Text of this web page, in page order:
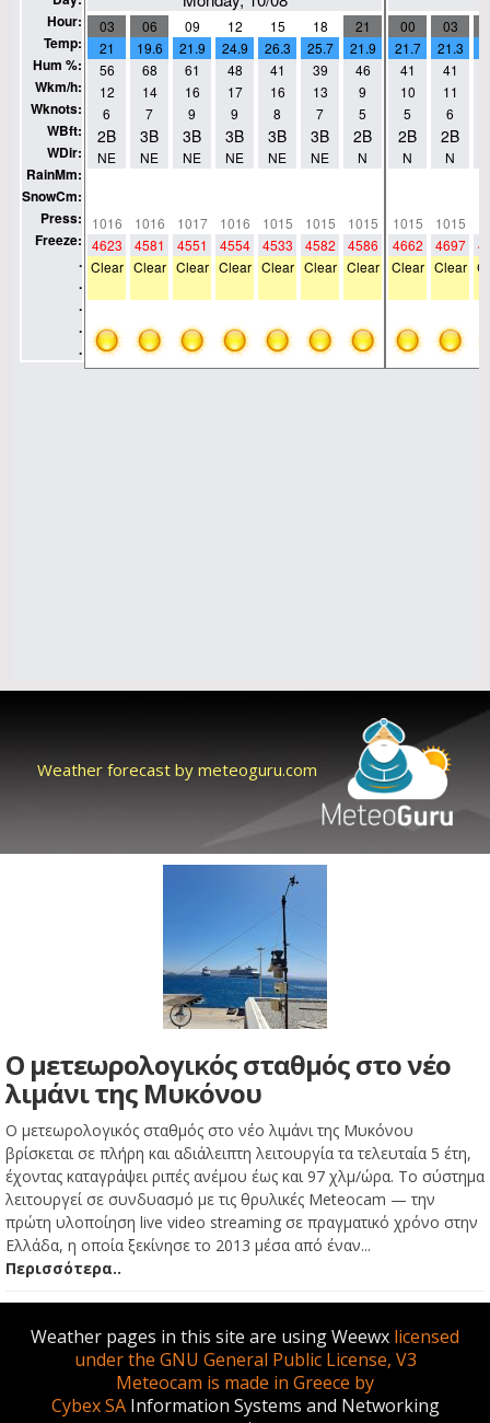
Weather forecast by meteoguru.com
Ο μετεωρολογικός σταθμός στο νέο
λιμάνι της Μυκόνου
Ο μετεωρολογικός σταθμός στο νέο λιμάνι της Μυκόνου
βρίσκεται σε πλήρη και αδιάλειπτη λειτουργία τα τελευταία 5 έτη,
έχοντας καταγράψει ριπές ανέμου έως και 97 χλμ/ώρα. Το σύστημα
λειτουργεί σε συνδυασμό με τις θρυλικές Meteocam — την
πρώτη υλοποίηση live video streaming σε πραγματικό χρόνο στην
Ελλάδα, η οποία ξεκίνησε το 2013 μέσα από έναν...
Περισσότερα..
Weather pages in this site are using Weewx licensed
under the GNU General Public License, V3
Meteocam is made in Greece by
Cybex SAInformation Systems and Networking